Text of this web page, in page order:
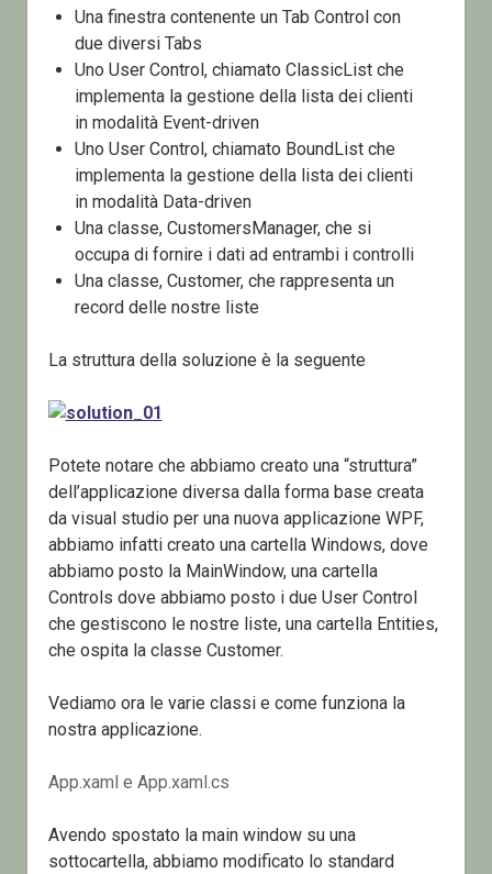
Una finestra contenente un Tab Control con
due diversi Tabs
Uno User Control, chiamato ClassicList che
implementa la gestione della lista dei clienti
in modalità Event-driven
Uno User Control, chiamato BoundList che
implementa la gestione della lista dei clienti
in modalità Data-driven
Una classe, CustomersManager, che si
occupa di fornire i dati ad entrambi i controlli
Una classe, Customer, che rappresenta un
record delle nostre liste
La struttura della soluzione è la seguente
Potete notare che abbiamo creato una “struttura”
dell’applicazione diversa dalla forma base creata
da visual studio per una nuova applicazione WPF,
abbiamo infatti creato una cartella Windows, dove
abbiamo posto la MainWindow, una cartella
Controls dove abbiamo posto i due User Control
che gestiscono le nostre liste, una cartella Entities,
che ospita la classe Customer.
Vediamo ora le varie classi e come funziona la
nostra applicazione.
App.xaml e App.xaml.cs
Avendo spostato la main window su una
sottocartella, abbiamo modificato lo standard